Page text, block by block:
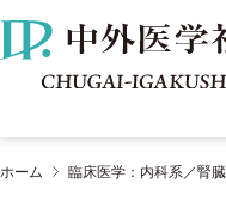
株式会社 中外医学社
ホーム 臨床医学：内科系／腎臓